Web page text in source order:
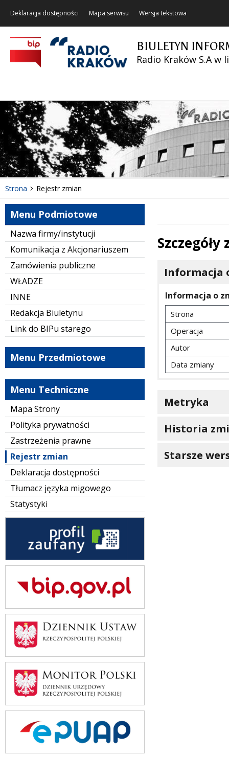
Deklaracja dostępności Mapa serwisu Wersja tekstowa
BIULETYN
Radio Kraków S.A w
Strona Rejestr zmian
Menu Podmiotowe
Nazwa firmy/instytucji
Komunikacja z Akcjonariuszem
Zamówienia publiczne
WŁADZE
INNE
Redakcja Biuletynu
Link do BIPu starego
Menu Przedmiotowe
Menu Techniczne
Mapa Strony
Polityka prywatności
Zastrzeżenia prawne
Rejestr zmian
Deklaracja dostępności
Tłumacz języka migowego
Statystyki
Informacja
Informacja o
Strona
Operacja
Autor
Data zmiany
Metryka
Historia
Starsze